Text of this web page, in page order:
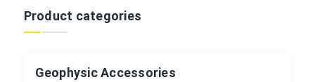
Product categories
Geophysic Accessories